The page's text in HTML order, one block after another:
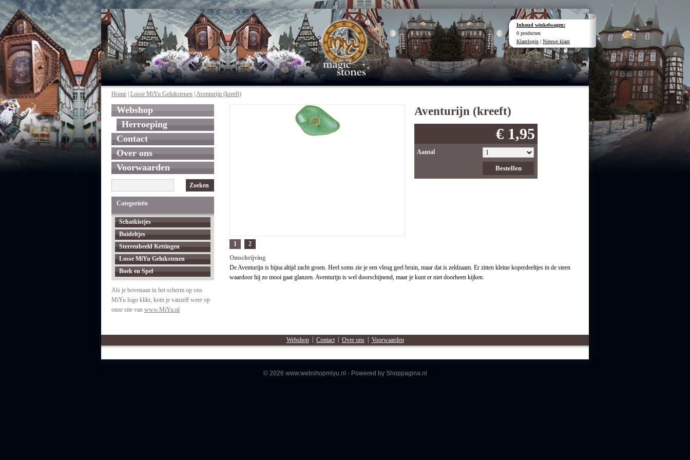
Inhoud winkelwagen:
0 producten
Klantlogin | Nieuwe klant
Home Losse MiYu Gelukstenen Aventurijn (kreeft)
Webshop
Herroeping
Contact
Over ons
Voorwaarden
Zoeken
Categorieën
Schatkistjes
Buideltjes
Sterrenbeeld Kettingen
Losse MiYu Gelukstenen
Boek en Spel
Als je bovenaan in het scherm op ons
MiYu logo klikt, kom je vanzelf weer op
onze site van www.MiYu.nl
1 2
Aventurijn (kreeft)
€ 1,95
Aantal
Bestellen
Omschrijving
De Aventurijn is bijna altijd zacht groen. Heel soms zie je een vleug geel bruin, maar dat is zeldzaam. Er zitten kleine koperdeeltjes in de steen
waardoor hij zo mooi gaat glanzen. Aventurijn is wel doorschijnend, maar je kunt er niet doorheen kijken.
Webshop| Contact| Over ons| Voorwaarden
© 2026 www.webshopmiyu.nl - Powered by Shoppagina.nl